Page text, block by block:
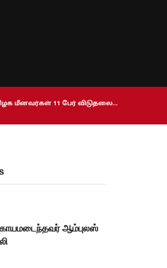
மீனவர்கள் 11 பேர் விடுதலை…
காயமடைந்தவர் ஆம்புலஸ்